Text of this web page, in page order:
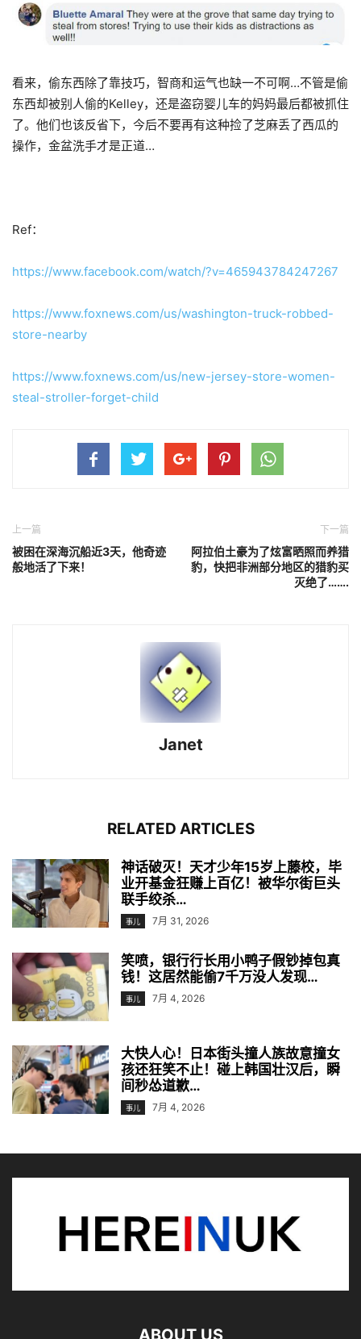
看来，偷东西除了靠技巧，智商和运气也缺一不可啊…不管是偷
东西却被别人偷的Kelley，还是盗窃婴儿车的妈妈最后都被抓住
了。他们也该反省下，今后不要再有这种捡了芝麻丢了西瓜的
操作，金盆洗手才是正道…
Ref：
https://www.facebook.com/watch/?v=465943784247267
https://www.foxnews.com/us/washington-truck-robbed-
store-nearby
https://www.foxnews.com/us/new-jersey-store-women-
steal-stroller-forget-child
上一篇
被困在深海沉船近3天，他奇迹
般地活了下来！
下一篇
阿拉伯土豪为了炫富晒照而养猎
豹，快把非洲部分地区的猎豹买
灭绝了…….
Janet
RELATED ARTICLES
神话破灭！天才少年15岁上藤校，毕
业开基金狂赚上百亿！被华尔街巨头
联手绞杀…
事儿 7月 31, 2026
笑喷，银行行长用小鸭子假钞掉包真
钱！这居然能偷7千万没人发现…
事儿 7月 4, 2026
大快人心！日本街头撞人族故意撞女
孩还狂笑不止！碰上韩国壮汉后，瞬
间秒怂道歉…
事儿 7月 4, 2026
ABOUT US